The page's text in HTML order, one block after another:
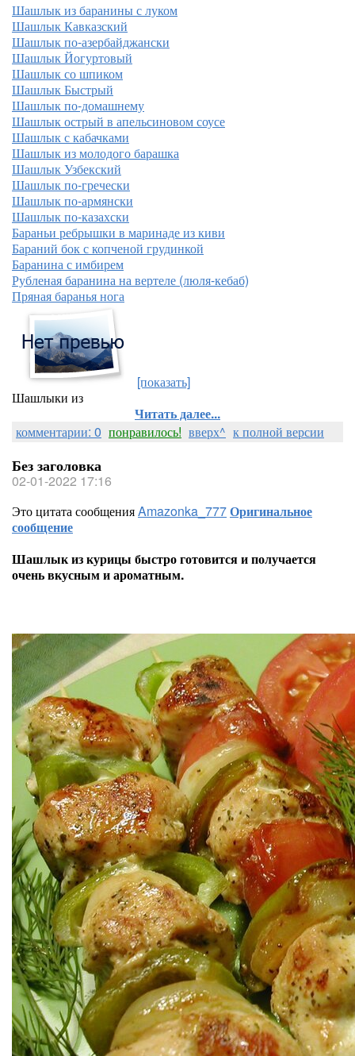
Шашлык из баранины с луком
Шашлык Кавказский
Шашлык по-азербайджански
Шашлык Йогуртовый
Шашлык со шпиком
Шашлык Быстрый
Шашлык по-домашнему
Шашлык острый в апельсиновом соусе
Шашлык с кабачками
Шашлык из молодого барашка
Шашлык Узбекский
Шашлык по-гречески
Шашлык по-армянски
Шашлык по-казахски
Бараньи ребрышки в маринаде из киви
Бараний бок с копченой грудинкой
Баранина с имбирем
Рубленая баранина на вертеле (люля-кебаб)
Пряная баранья нога
[показать]
Шашлыки из
Читать далее...
комментарии: 0 понравилось! вверх^ к полной версии
Без заголовка
02-01-2022 17:16
Это цитата сообщенияAmazonka_777Оригинальное
сообщение
Шашлык из курицы быстро готовится и получается
очень вкусным и ароматным.